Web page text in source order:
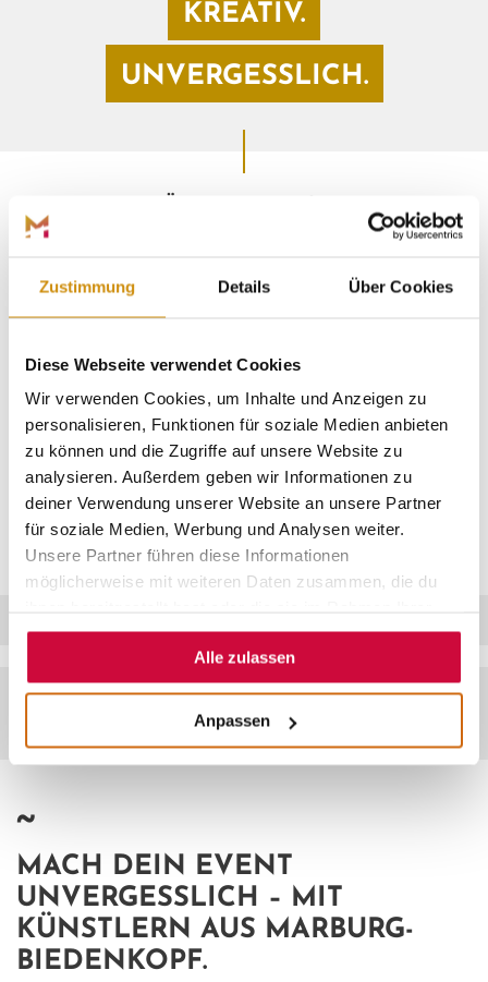
Zustimmung Details Über Cookies
Diese Webseite verwendet Cookies
Wir verwenden Cookies, um Inhalte und Anzeigen zu
personalisieren, Funktionen für soziale Medien anbieten
zu können und die Zugriffe auf unsere Website zu
analysieren. Außerdem geben wir Informationen zu
deiner Verwendung unserer Website an unsere Partner
für soziale Medien, Werbung und Analysen weiter.
Unsere Partner führen diese Informationen
möglicherweise mit weiteren Daten zusammen, die du
Nutzung der Dienste gesammelt haben.
Alle zulassen
Anpassen
KREATIV.
UNVERGESSLICH.
EVENTKÜNSTLER-VERZEICHNIS
Unterhaltungskünstler wie Zauberer,
Region für unvergessliche
Veranstaltungen.
~
MACH DEIN EVENT
UNVERGESSLICH – MIT
KÜNSTLERN AUS MARBURG-
BIEDENKOPF.